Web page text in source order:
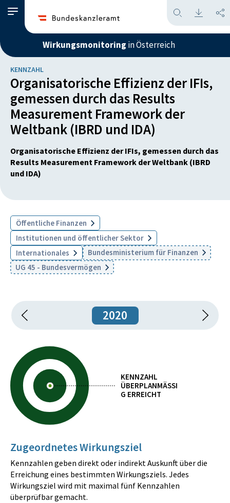
Wirkungsmonitoring in Österreich
KENNZAHL
Organisatorische Effizienz der IFIs,
gemessen durch das Results
Measurement Framework der
Weltbank (IBRD und IDA)
Organisatorische Effizienz der IFIs, gemessen durch das
Results Measurement Framework der Weltbank (IBRD
und IDA)
Öffentliche Finanzen
Institutionen und öffentlicher Sektor
Internationales
Bundesministerium für Finanzen
UG 45 - Bundesvermögen
2020
KENNZAHL
ÜBERPLANMÄSSIG
ERREICHT
Zugeordnetes Wirkungsziel
Kennzahlen geben direkt oder indirekt Auskunft über die
Erreichung eines bestimmten Wirkungsziels. Jedes
Wirkungsziel wird mit maximal fünf Kennzahlen
überprüfbar gemacht.